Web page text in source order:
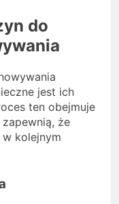
do
jest ich
ten obejmuje
że
kolejnym